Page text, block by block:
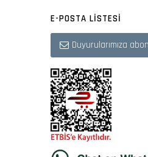
E-POSTA LISTESI